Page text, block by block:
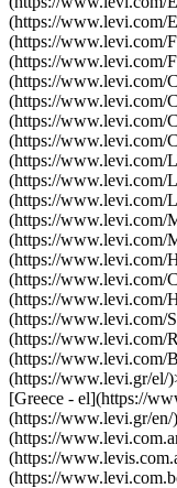
(https://www.levi.com/
(https://www.levi.com/
(https://www.levi.com/
(https://www.levi.com/
(https://www.levi.com/
(https://www.levi.com/
(https://www.levi.com/
(https://www.levi.com/
(https://www.levi.com/
(https://www.levi.com/
(https://www.levi.com/
(https://www.levi.com/
(https://www.levi.com/
(https://www.levi.com/
(https://www.levi.com/
(https://www.levi.com/
(https://www.levi.com/
(https://www.levi.com/
(https://www.levi.gr/el/
[Greece - el](https://
(https://www.levi.gr/
(https://
(https://
(https://